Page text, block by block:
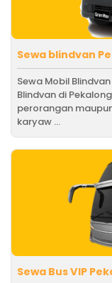
Sewa blindvan
Sewa Mobil
Blindvan di
perorangan
karyaw ...
Sewa Bus VIP